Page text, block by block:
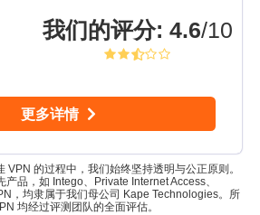
我们的评分: 4.6/10
更多详情
VPN 的过程中，我们始终坚持透明与公正原则。
品，如 Intego、Private Internet Access、
，均隶属于我们母公司 Kape Technologies。所
均经过评测团队的全面评估。